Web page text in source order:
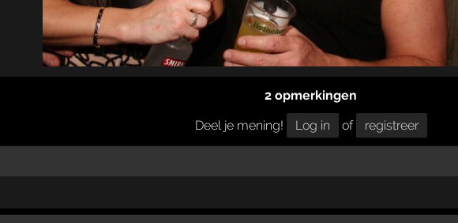
2 opmerkingen
Deel je mening!
Log in of registreer